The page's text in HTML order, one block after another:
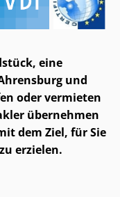
eine
und
oder vermieten
übernehmen
dem Ziel, für Sie
erzielen.